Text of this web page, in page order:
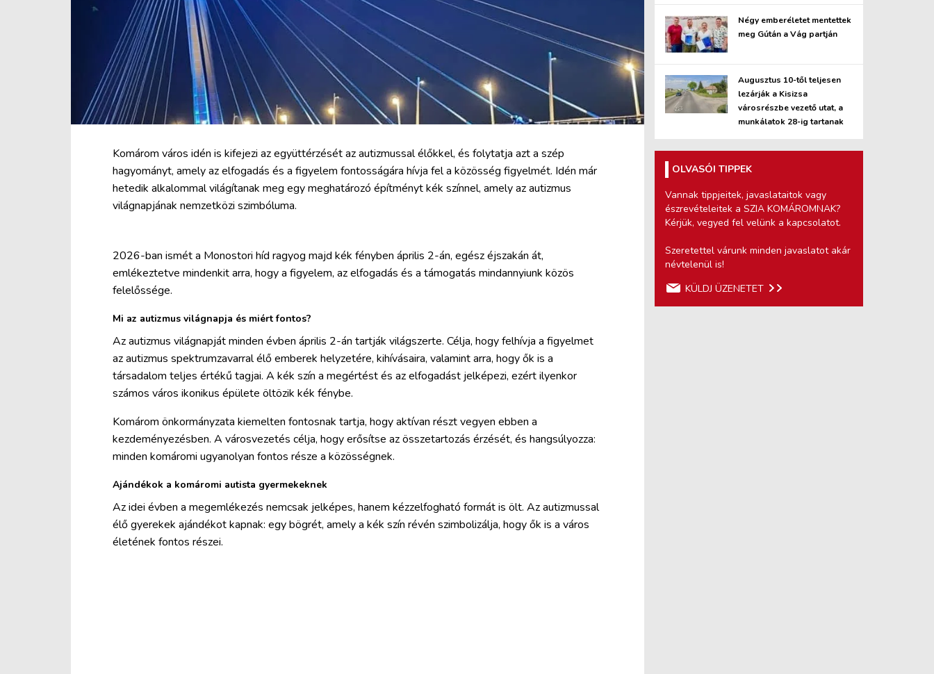
Komárom város idén is kifejezi az együttérzését az autizmussal élőkkel, és folytatja azt a szép
hagyományt, amely az elfogadás és a figyelem fontosságára hívja fel a közösség figyelmét. Idén már
hetedik alkalommal világítanak meg egy meghatározó építményt kék színnel, amely az autizmus
világnapjának nemzetközi szimbóluma.
2026-ban ismét a Monostori híd ragyog majd kék fényben április 2-án, egész éjszakán át,
emlékeztetve mindenkit arra, hogy a figyelem, az elfogadás és a támogatás mindannyiunk közös
felelőssége.
Mi az autizmus világnapja és miért fontos?
Az autizmus világnapját minden évben április 2-án tartják világszerte. Célja, hogy felhívja a figyelmet
az autizmus spektrumzavarral élő emberek helyzetére, kihívásaira, valamint arra, hogy ők is a
társadalom teljes értékű tagjai. A kék szín a megértést és az elfogadást jelképezi, ezért ilyenkor
számos város ikonikus épülete öltözik kék fénybe.
Komárom önkormányzata kiemelten fontosnak tartja, hogy aktívan részt vegyen ebben a
kezdeményezésben. A városvezetés célja, hogy erősítse az összetartozás érzését, és hangsúlyozza:
minden komáromi ugyanolyan fontos része a közösségnek.
Ajándékok a komáromi autista gyermekeknek
Az idei évben a megemlékezés nemcsak jelképes, hanem kézzelfogható formát is ölt. Az autizmussal
élő gyerekek ajándékot kapnak: egy bögrét, amely a kék szín révén szimbolizálja, hogy ők is a város
életének fontos részei.
Négy emberéletet mentettek
meg Gútán a Vág partján
Augusztus 10-től teljesen
lezárják a Kisizsa
városrészbe vezető utat, a
munkálatok 28-ig tartanak
OLVASÓI TIPPEK
Vannak tippjeitek, javaslataitok vagy
észrevételeitek a SZIA KOMÁROMNAK?
Kérjük, vegyed fel velünk a kapcsolatot.
Szeretettel várunk minden javaslatot akár
névtelenül is!
KÜLDJ ÜZENETET